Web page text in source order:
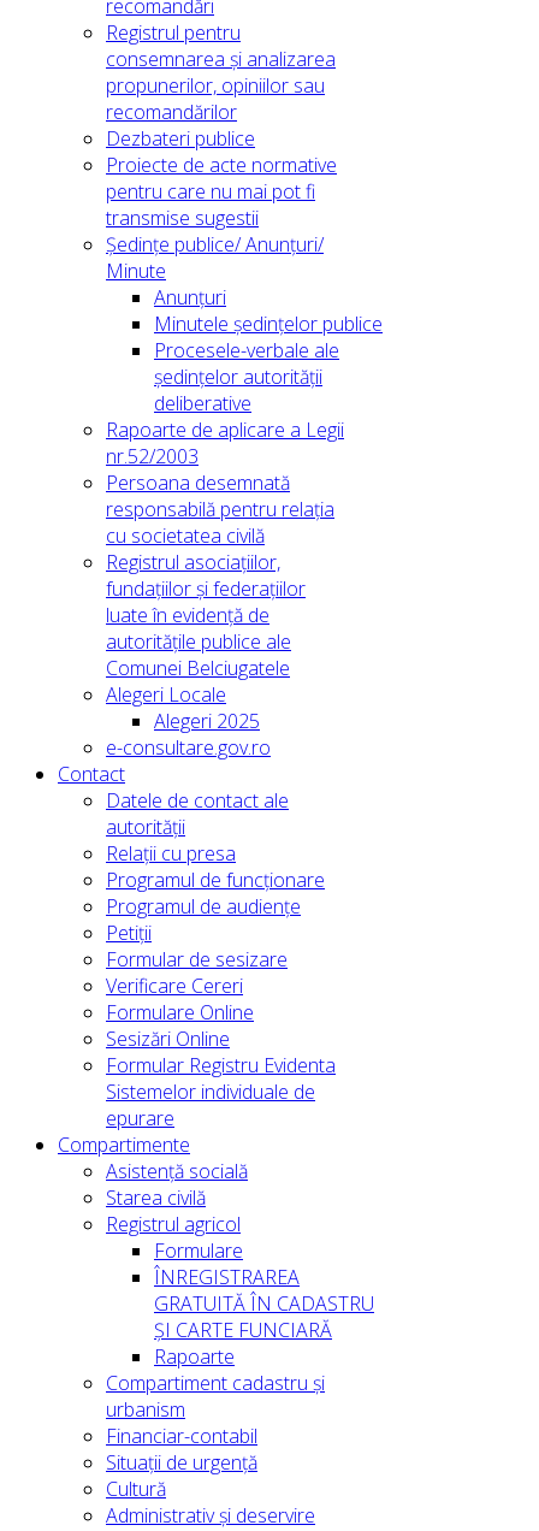
recomandări
Registrul pentru
consemnarea și analizarea
propunerilor, opiniilor sau
recomandărilor
Dezbateri publice
Proiecte de acte normative
pentru care nu mai pot fi
transmise sugestii
Ședințe publice/ Anunțuri/
Minute
Anunțuri
Minutele ședințelor publice
Procesele-verbale ale
ședințelor autorității
deliberative
Rapoarte de aplicare a Legii
nr.52/2003
Persoana desemnată
responsabilă pentru relația
cu societatea civilă
Registrul asociațiilor,
fundațiilor și federațiilor
luate în evidență de
autoritățile publice ale
Comunei Belciugatele
Alegeri Locale
Alegeri 2025
e-consultare.gov.ro
Contact
Datele de contact ale
autorității
Relații cu presa
Programul de funcționare
Programul de audiențe
Petiții
Formular de sesizare
Verificare Cereri
Formulare Online
Sesizări Online
Formular Registru Evidenta
Sistemelor individuale de
epurare
Compartimente
Asistență socială
Starea civilă
Registrul agricol
Formulare
ÎNREGISTRAREA
GRATUITĂ ÎN CADASTRU
ȘI CARTE FUNCIARĂ
Rapoarte
Compartiment cadastru și
urbanism
Financiar-contabil
Situații de urgență
Cultură
Administrativ și deservire